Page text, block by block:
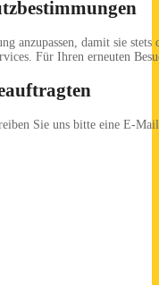
anzupassen, damit sie
Für Ihren erneuten
Sie uns bitte eine E-